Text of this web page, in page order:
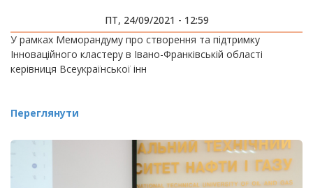
ПТ, 24/09/2021 - 12:59
У рамках Меморандуму про створення та підтримку
Інноваційного кластеру в Івано-Франківській області
керівниця Всеукраїнської інн
Переглянути